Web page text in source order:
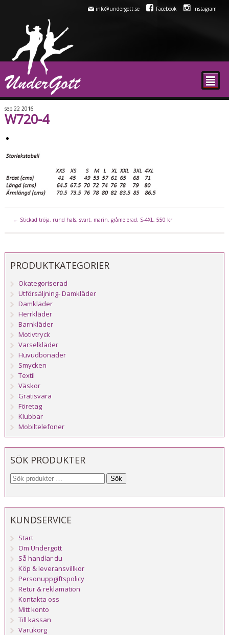
info@undergott.se Facebook Instagram
²
sep 22 2016
W720-4
← Stickad tröja, rund hals, svart, marin, gråmelerad, S-4XL, 550 kr
PRODUKTKATEGORIER
Okategoriserad
Utförsäljning- Damkläder
Damkläder
Herrkläder
Barnkläder
Motivtryck
Varselkläder
Huvudbonader
Smycken
Textil
Väskor
Gratisvara
Företag
Klubbar
Mobiltelefoner
SÖK PRODUKTER
Sök
KUNDSERVICE
Start
Om Undergott
Så handlar du
Köp & leveransvillkor
Personuppgiftspolicy
Retur & reklamation
Kontakta oss
Mitt konto
Till kassan
Varukorg